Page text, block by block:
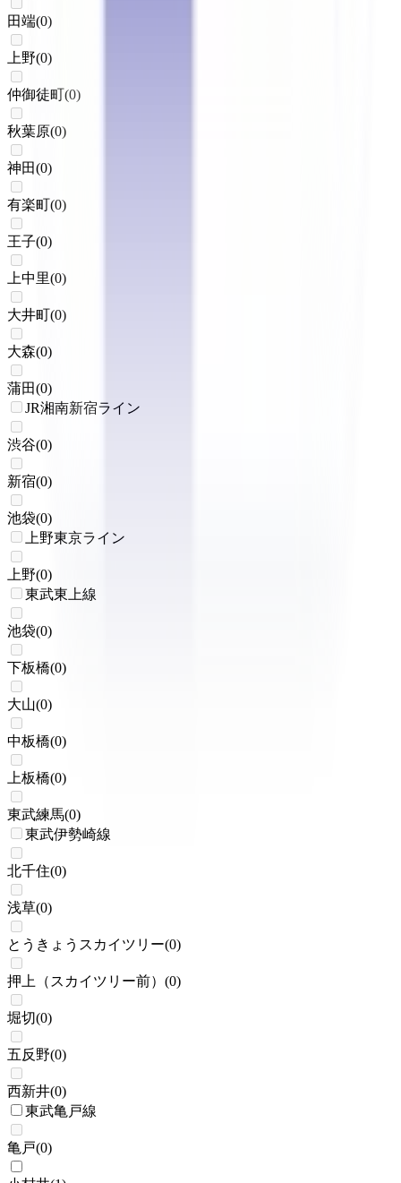
田端(0)
上野(0)
仲御徒町(0)
秋葉原(0)
神田(0)
有楽町(0)
王子(0)
上中里(0)
大井町(0)
大森(0)
蒲田(0)
JR湘南新宿ライン
渋谷(0)
新宿(0)
池袋(0)
上野東京ライン
上野(0)
東武東上線
池袋(0)
下板橋(0)
大山(0)
中板橋(0)
上板橋(0)
東武練馬(0)
東武伊勢崎線
北千住(0)
浅草(0)
とうきょうスカイツリー(0)
押上（スカイツリー前） (0)
堀切(0)
五反野(0)
西新井(0)
東武亀戸線
亀戸(0)